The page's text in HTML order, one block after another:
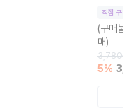
직접
(구매
매)
3,780
5%